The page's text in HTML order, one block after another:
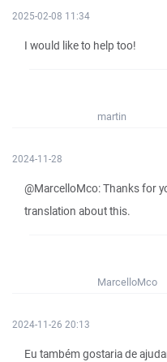
2025-02-08 11:34
I would like to help too!
martin
2024-11-28
@MarcelloMco: Thanks for
translation about this.
MarcelloMco
2024-11-26 20:13
Eu também gostaria de